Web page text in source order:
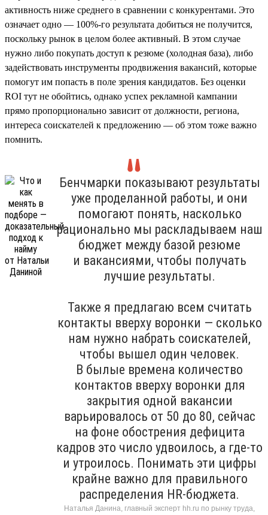
активность ниже среднего в сравнении с конкурентами. Это
означает одно — 100%-го результата добиться не получится,
поскольку рынок в целом более активный. В этом случае
нужно либо покупать доступ к резюме (холодная база), либо
задействовать инструменты продвижения вакансий, которые
помогут им попасть в поле зрения кандидатов. Без оценки
ROI тут не обойтись, однако успех рекламной кампании
прямо пропорционально зависит от должности, региона,
интереса соискателей к предложению — об этом тоже важно
помнить.
Бенчмарки показывают результаты
уже проделанной работы, и они
помогают понять, насколько
рационально мы раскладываем наш
бюджет между базой резюме
и вакансиями, чтобы получать
лучшие результаты.
Также я предлагаю всем считать
контакты вверху воронки — сколько
нам нужно набрать соискателей,
чтобы вышел один человек.
В былые времена количество
контактов вверху воронки для
закрытия одной вакансии
варьировалось от 50 до 80, сейчас
на фоне обострения дефицита
кадров это число удвоилось, а где-то
и утроилось. Понимать эти цифры
крайне важно для правильного
распределения HR-бюджета.
Наталья Данина, главный эксперт hh.ru по рынку труда,